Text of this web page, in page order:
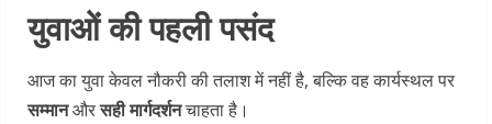
युवाओं की पहली पसंद
आज का युवा केवल नौकरी की तलाश में नहीं है, बल्कि वह कार्यस्थल पर
सम्मानऔरसही मार्गदर्शनचाहता है।